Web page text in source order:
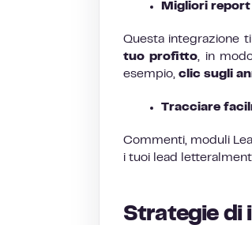
Migliori report
Questa integrazione
tuo profitto, in
esempio, clic sugli
Tracciare
Commenti, moduli
i tuoi lead
Strategie di